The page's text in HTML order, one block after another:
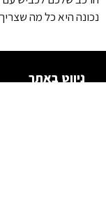
נכונה היא כל מה
ניווט באתר